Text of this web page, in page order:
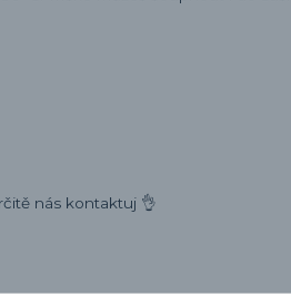
nás kontaktuj 👌